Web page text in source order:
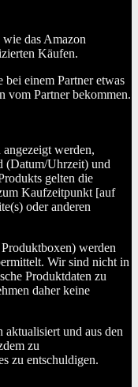
das Amazon
Käufen.
bei einem Partner etwas
vom Partner bekommen.
werden,
(Datum/Uhrzeit) und
gelten die
Kaufzeitpunkt [auf
oder anderen
werden
Wir sind nicht in
Produktdaten zu
daher keine
aktualisiert und aus den
zu
zu entschuldigen.